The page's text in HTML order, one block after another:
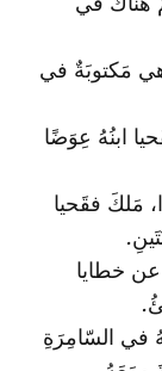
مَكتوبَةٌ في
ابنُهُ عِوَضًا
مَلكَ فقَحيا
خطايا
في السّامِرَةِ